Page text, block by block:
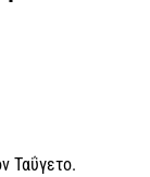
Ταΰγετο.